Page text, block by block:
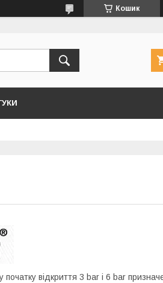
Кошик
відкриття 3 bar і 6 bar